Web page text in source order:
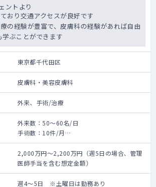
ございません。
ご希望があれば夜間往診待機に入っていただ
くことも可能で、別途1円万/回支給がござい
ます
ントより
おり交通アクセスが良好です
の経験が豊富で、皮膚科の経験があれば自由
ぶことができます
東京都千代田区
皮膚科・美容皮膚科
外来、手術/治療
外来数：50～60名/日
手術数：10件/月
保険診療の皮膚科を中心に、自由診療の美容
皮膚科の診療も行っております。
保険診療が6～7割、自由診療が3～4割です。
ただし自由診療は未経験でも構いません。
2,000万円～2,200万円（週5日の場合、管理
医師手当を含む想定金額）
週4～5日 ※土曜日は勤務あり